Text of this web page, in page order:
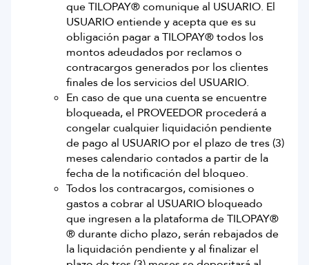
que TILOPAY® comunique al USUARIO. El
USUARIO entiende y acepta que es su
obligación pagar a TILOPAY® todos los
montos adeudados por reclamos o
contracargos generados por los clientes
finales de los servicios del USUARIO.
En caso de que una cuenta se encuentre
bloqueada, el PROVEEDOR procederá a
congelar cualquier liquidación pendiente
de pago al USUARIO por el plazo de tres (3)
meses calendario contados a partir de la
fecha de la notificación del bloqueo.
Todos los contracargos, comisiones o
gastos a cobrar al USUARIO bloqueado
que ingresen a la plataforma de TILOPAY®
® durante dicho plazo, serán rebajados de
la liquidación pendiente y al finalizar el